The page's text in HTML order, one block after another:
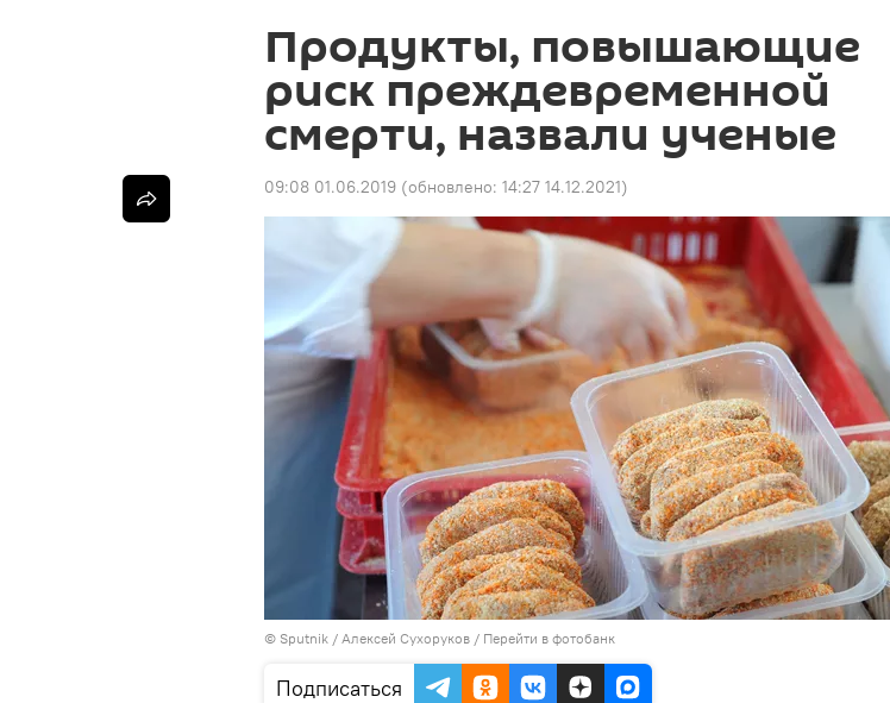
Продукты, повышающие
риск преждевременной
смерти, назвали ученые
09:08 01.06.2019 (обновлено: 14:27 14.12.2021)
© Sputnik / Алексей Сухоруков / Перейти в фотобанк
Подписаться